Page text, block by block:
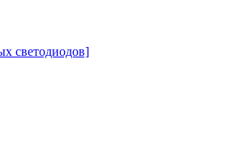
светодиодов]